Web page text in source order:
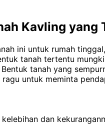
Kavling yang
ini untuk rumah
tanah tertentu
Bentuk tanah yang
ragu untuk meminta
dan